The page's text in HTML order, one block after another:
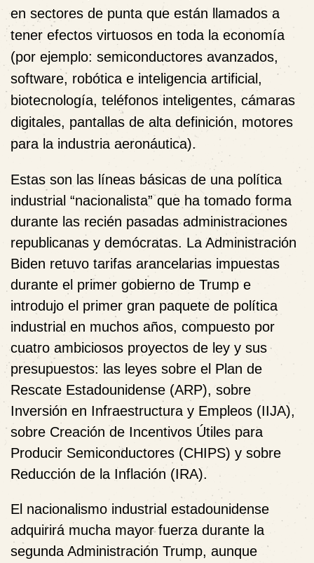
en sectores de punta que están llamados a
tener efectos virtuosos en toda la economía
(por ejemplo: semiconductores avanzados,
software, robótica e inteligencia artificial,
biotecnología, teléfonos inteligentes, cámaras
digitales, pantallas de alta definición, motores
para la industria aeronáutica).
Estas son las líneas básicas de una política
industrial “nacionalista” que ha tomado forma
durante las recién pasadas administraciones
republicanas y demócratas. La Administración
Biden retuvo tarifas arancelarias impuestas
durante el primer gobierno de Trump e
introdujo el primer gran paquete de política
industrial en muchos años, compuesto por
cuatro ambiciosos proyectos de ley y sus
presupuestos: las leyes sobre el Plan de
Rescate Estadounidense (ARP), sobre
Inversión en Infraestructura y Empleos (IIJA),
sobre Creación de Incentivos Útiles para
Producir Semiconductores (CHIPS) y sobre
Reducción de la Inflación (IRA).
El nacionalismo industrial estadounidense
adquirirá mucha mayor fuerza durante la
segunda Administración Trump, aunque